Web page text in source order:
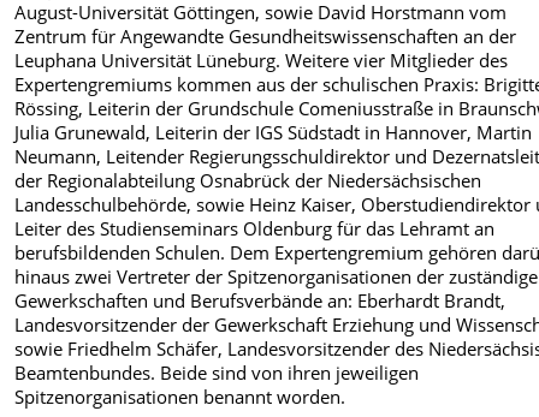
August-Universität Göttingen, sowie David Horstmann vom
Zentrum für Angewandte Gesundheitswissenschaften an der
Leuphana Universität Lüneburg. Weitere vier Mitglieder des
Expertengremiums kommen aus der schulischen Praxis:
Rössing, Leiterin der Grundschule Comeniusstraße in
Julia Grunewald, Leiterin der IGS Südstadt in Hannover, Martin
Neumann, Leitender Regierungsschuldirektor und
der Regionalabteilung Osnabrück der Niedersächsischen
Landesschulbehörde, sowie Heinz Kaiser, Oberstudiendirektor
Leiter des Studienseminars Oldenburg für das Lehramt an
berufsbildenden Schulen. Dem Expertengremium gehören
hinaus zwei Vertreter der Spitzenorganisationen der
Gewerkschaften und Berufsverbände an: Eberhardt Brandt,
Landesvorsitzender der Gewerkschaft Erziehung und
sowie Friedhelm Schäfer, Landesvorsitzender des
Beamtenbundes. Beide sind von ihren jeweiligen
Spitzenorganisationen benannt worden.